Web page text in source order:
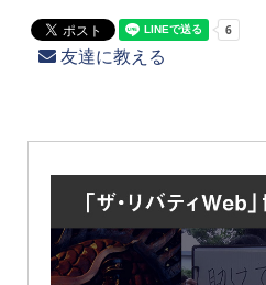
友達に教える